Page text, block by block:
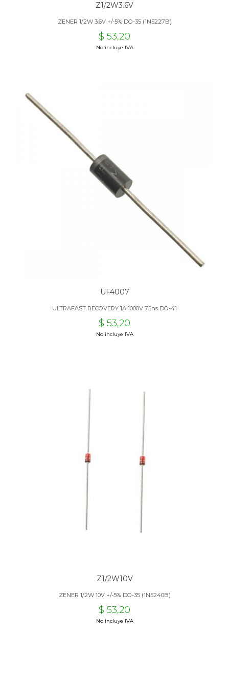
Z1/2W3.6V
ZENER 1/2W 3.6V +/-5% DO-35 (1N5227B)
$ 53,20
No incluye IVA
UF4007
ULTRAFAST RECOVERY 1A 1000V 75ns DO-41
$ 53,20
No incluye IVA
Z1/2W10V
ZENER 1/2W 10V +/-5% DO-35 (1N5240B)
$ 53,20
No incluye IVA